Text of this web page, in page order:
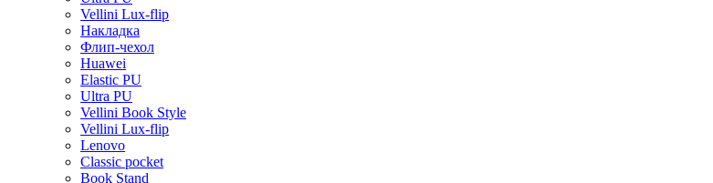
Vellini Lux-flip
Накладка
Флип-чехол
Huawei
Elastic PU
Ultra PU
Vellini Book Style
Vellini Lux-flip
Lenovo
Classic pocket
Book Stand